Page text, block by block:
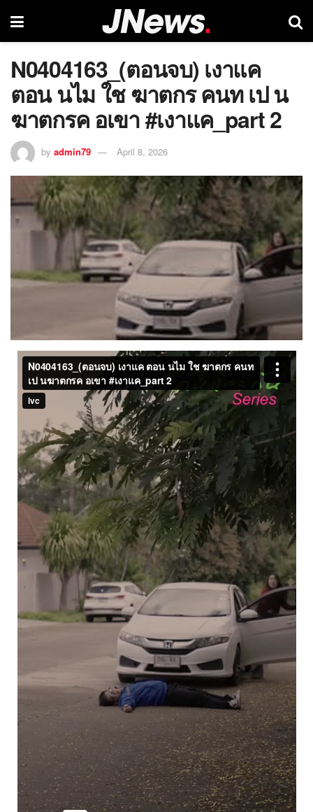
N0404163_(ตอนจบ) เงาแค
ตอน นไม ใช ฆาตกร คนท เป น
ฆาตกรค อเขา #เงาแค_part 2
by admin79 April 8, 2026